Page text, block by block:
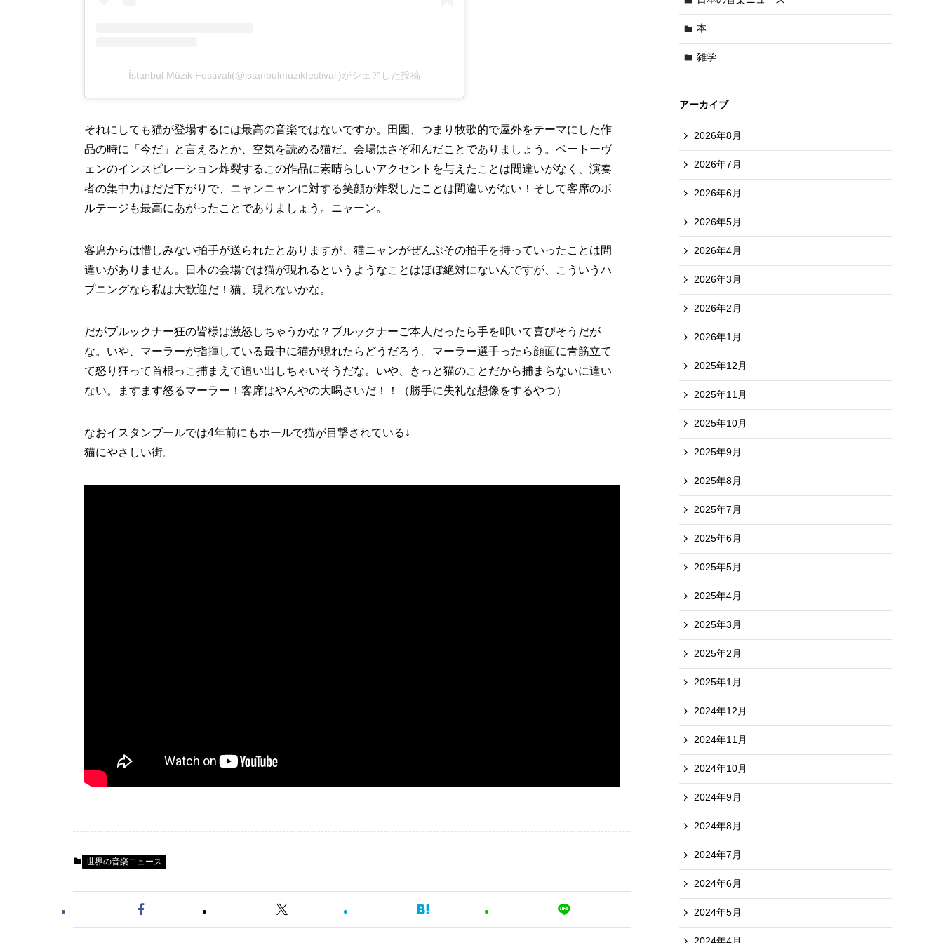
İstanbul Müzik Festivali(@istanbulmuzikfestivali)がシェアした投稿
それにしても猫が登場するには最高の音楽ではないですか。田園、つまり牧歌的で屋外をテーマにした作
品の時に「今だ」と言えるとか、空気を読める猫だ。会場はさぞ和んだことでありましょう。ベートーヴ
ェンのインスピレーション炸裂するこの作品に素晴らしいアクセントを与えたことは間違いがなく、演奏
者の集中力はだだ下がりで、ニャンニャンに対する笑顔が炸裂したことは間違いがない！そして客席のボ
ルテージも最高にあがったことでありましょう。ニャーン。
客席からは惜しみない拍手が送られたとありますが、猫ニャンがぜんぶその拍手を持っていったことは間
違いがありません。日本の会場では猫が現れるというようなことはほぼ絶対にないんですが、こういうハ
プニングなら私は大歓迎だ！猫、現れないかな。
だがブルックナー狂の皆様は激怒しちゃうかな？ブルックナーご本人だったら手を叩いて喜びそうだが
な。いや、マーラーが指揮している最中に猫が現れたらどうだろう。マーラー選手ったら顔面に青筋立て
て怒り狂って首根っこ捕まえて追い出しちゃいそうだな。いや、きっと猫のことだから捕まらないに違い
ない。ますます怒るマーラー！客席はやんやの大喝さいだ！！（勝手に失礼な想像をするやつ）
なおイスタンブールでは4年前にもホールで猫が目撃されている↓
猫にやさしい街。
世界の音楽ニュース
本
雑学
アーカイブ
2026年8月
2026年7月
2026年6月
2026年5月
2026年4月
2026年3月
2026年2月
2026年1月
2025年12月
2025年11月
2025年10月
2025年9月
2025年8月
2025年7月
2025年6月
2025年5月
2025年4月
2025年3月
2025年2月
2025年1月
2024年12月
2024年11月
2024年10月
2024年9月
2024年8月
2024年7月
2024年6月
2024年5月